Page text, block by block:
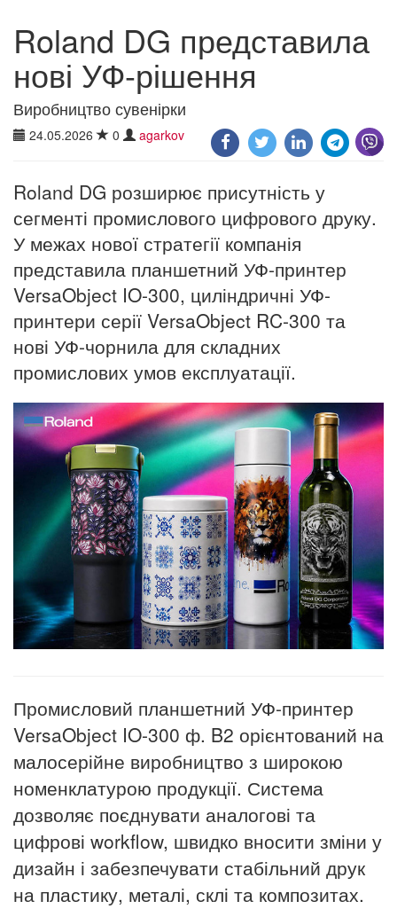
Roland DG представила
нові УФ-рішення
Виробництво сувенірки
24.05.2026 0 agarkov
Roland DG розширює присутність у
сегменті промислового цифрового друку.
У межах нової стратегії компанія
представила планшетний УФ-принтер
VersaObject IO-300, циліндричні УФ-
принтери серії VersaObject RC-300 та
нові УФ-чорнила для складних
промислових умов експлуатації.
Промисловий планшетний УФ-принтер
VersaObject IO-300 ф. B2 орієнтований на
малосерійне виробництво з широкою
номенклатурою продукції. Система
дозволяє поєднувати аналогові та
цифрові workflow, швидко вносити зміни у
дизайн і забезпечувати стабільний друк
на пластику, металі, склі та композитах.